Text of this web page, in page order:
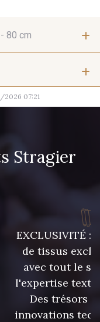
80 cm
- Graphite
- Kumquat
07:21
Stragier
EXCLUSIVITÉ :
de tissus
avec tout le
l'expertise
Des trésors
innovations